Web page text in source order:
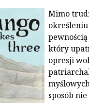
Mimo
który
opresji
sposób